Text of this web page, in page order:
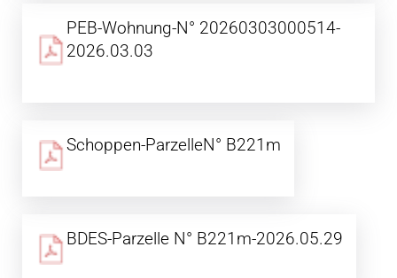
PEB-Wohnung-N° 20260303000514-
2026.03.03
Schoppen-ParzelleN° B221m
BDES-Parzelle N° B221m-2026.05.29